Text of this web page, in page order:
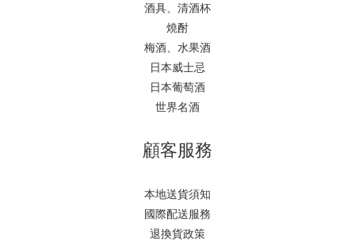
酒具、清酒杯
燒酎
梅酒、水果酒
日本威士忌
日本葡萄酒
世界名酒
顧客服務
本地送貨須知
國際配送服務
退換貨政策